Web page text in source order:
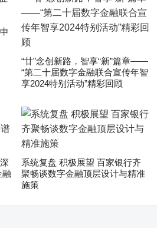
“廿”念创新路，智享“新”篇章——
“第二十届数字金融联合宣传年智
享2024特别活动”精彩回顾
融
系统复盘 积极展望 百家银行齐
聚畅谈数字金融顶层设计与精准
施策